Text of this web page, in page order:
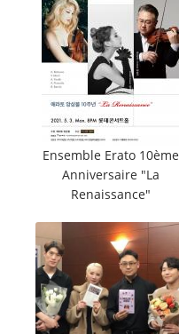
Ensemble Erato 10ème
Anniversaire "La
Renaissance"